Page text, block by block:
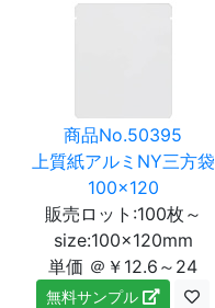
商品No.50395
上質紙アルミNY三方袋
100×120
販売ロット:100枚～
size:100×120mm
単価 ＠￥12.6～24
無料サンプル